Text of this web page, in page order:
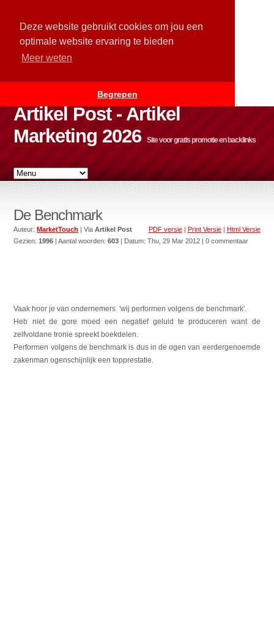
Deze website gebruikt cookies om jou een
optimale website ervaring te bieden
Meer weten
Begrepen
Artikel Post - Artikel
Marketing 2026
Site voor gratis promotie en backlinks
De Benchmark
PDF versie| Print Versie| Html Versie
Auteur:MarketTouch | ViaArtikel Post
Gezien:1996 | Aantal woorden:603 | Datum:Thu, 29 Mar 2012 | 0 commentaar
Vaak hoor je van ondernemers 'wij performen volgens de benchmark'.
Heb niet de gore moed een negatief geluid te produceren want de
zelfvoldane tronie spreekt boekdelen.
Performen volgens de benchmark is dus in de ogen van eerdergenoemde
zakenman ogenschijnlijk een topprestatie.